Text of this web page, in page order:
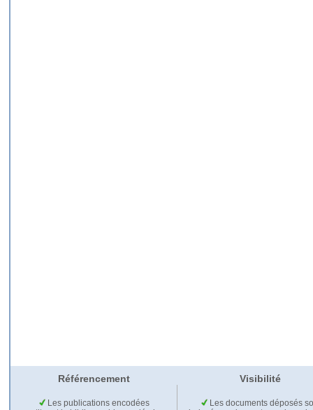
Référencement Visibilité
Les publications encodées
Les documents déposés